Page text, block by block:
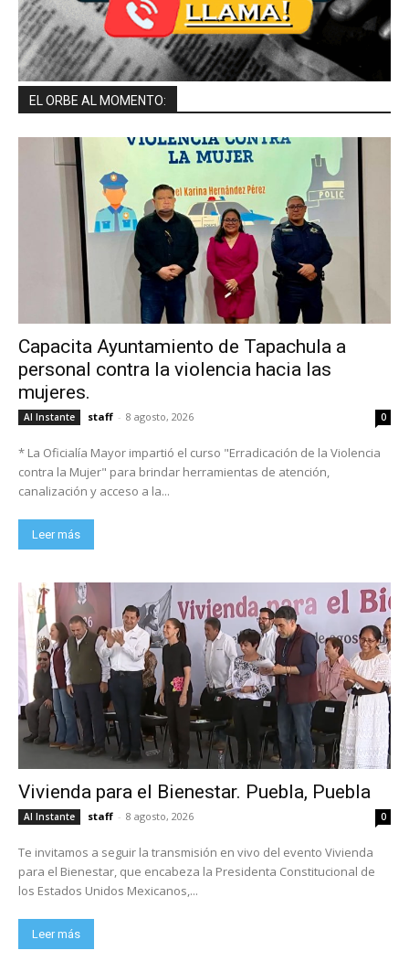
EL ORBE AL MOMENTO:
Capacita Ayuntamiento de Tapachula a
personal contra la violencia hacia las
mujeres.
Al Instante staff - 8 agosto, 2026 0
* La Oficialía Mayor impartió el curso "Erradicación de la Violencia
contra la Mujer" para brindar herramientas de atención,
canalización y acceso a la...
Leer más
Vivienda para el Bienestar. Puebla, Puebla
Al Instante staff - 8 agosto, 2026 0
Te invitamos a seguir la transmisión en vivo del evento Vivienda
para el Bienestar, que encabeza la Presidenta Constitucional de
los Estados Unidos Mexicanos,...
Leer más